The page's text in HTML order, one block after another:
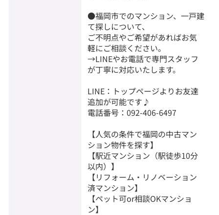
●福岡市でのマンション、一戸建
て探しについて、
ご不明点やご希望があればお気
軽にご相談ください。
→LINEやお電話で専門スタッフ
が丁寧に対応いたします。
LINE：トップページよりお友達
追加が可能です♪
電話番号：092-406-6497
【人気の条件で福岡の中古マン
ション物件を探す】
【駅近マンション（駅徒歩10分
以内）】
【リフォーム・リノベーション
済マンション】
【ペット可or相談OKマンショ
ン】